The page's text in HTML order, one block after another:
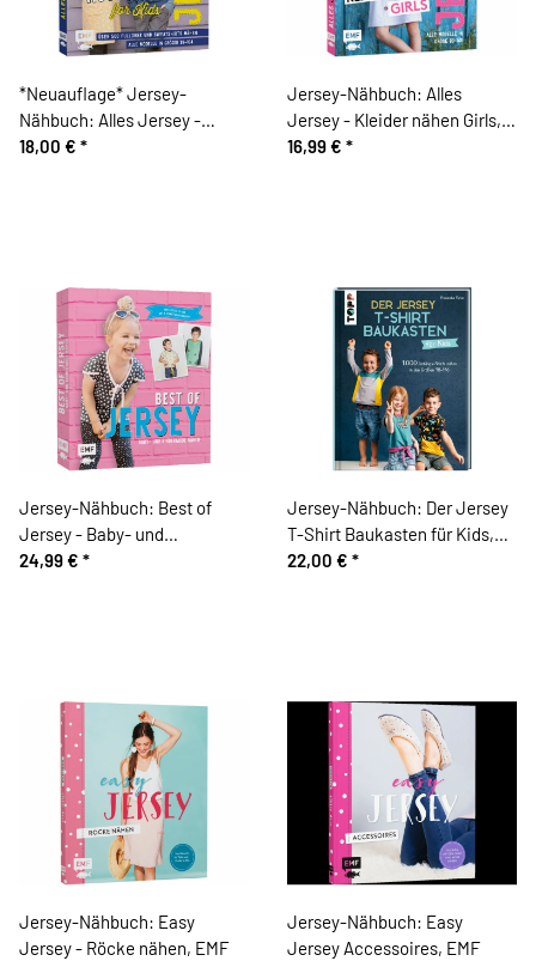
*Neuauflage* Jersey-
Nähbuch: Alles Jersey -
Hoodies for Kids, EMF
18,00 € *
Jersey-Nähbuch: Alles
Jersey - Kleider nähen Girls,
EMF
16,99 € *
Jersey-Nähbuch: Best of
Jersey - Baby- und
Kindermode nähen, EMF
24,99 € *
Jersey-Nähbuch: Der Jersey
T-Shirt Baukasten für Kids,
TOPP
22,00 € *
Jersey-Nähbuch: Easy
Jersey - Röcke nähen, EMF
Jersey-Nähbuch: Easy
Jersey Accessoires, EMF